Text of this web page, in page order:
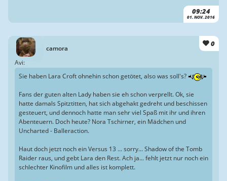
09:24
01. NOV. 2016
camora
0
Avi:
Sie haben Lara Croft ohnehin schon getötet, also was soll's?
Fans der guten alten Lady haben sie eh schon verprellt. Ok, sie
hatte damals Spitztitten, hat sich abgehakt gedreht und beschissen
gesteuert, und dennoch hatte man sehr viel Spaß mit ihr und ihren
Abenteuern. Doch heute? Nora Tschirner, ein Mädchen und
Uncharted - Balleraction.
Haut doch jetzt noch ein Versus 13 ... sorry... Shadow of the Tomb
Raider raus, und gebt Lara den Rest. Ach ja... fehlt jetzt nur noch ein
schlechter Kinofilm und alles ist komplett.